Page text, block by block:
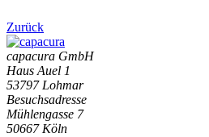
Zurück
capacura GmbH
Haus Auel 1
53797 Lohmar
Besuchsadresse
Mühlengasse 7
50667 Köln